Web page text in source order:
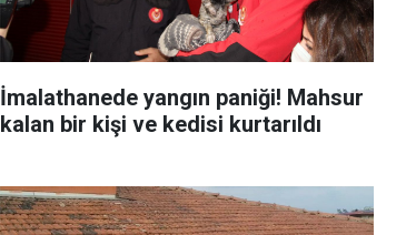
İmalathanede yangın paniği! Mahsur
kalan bir kişi ve kedisi kurtarıldı